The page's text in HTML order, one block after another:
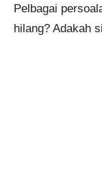
Pelbagai
hilang? Adakah